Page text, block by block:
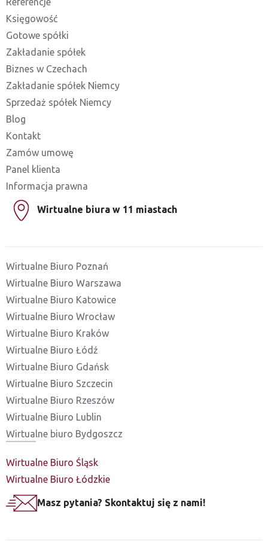
Księgowość
Gotowe spółki
Zakładanie spółek
Biznes w Czechach
Zakładanie spółek Niemcy
Sprzedaż spółek Niemcy
Blog
Kontakt
Zamów umowę
Panel klienta
Informacja prawna
Wirtualne biura w 11 miastach
Wirtualne Biuro Poznań
Wirtualne Biuro Warszawa
Wirtualne Biuro Katowice
Wirtualne Biuro Wrocław
Wirtualne Biuro Kraków
Wirtualne Biuro Łódź
Wirtualne Biuro Gdańsk
Wirtualne Biuro Szczecin
Wirtualne Biuro Rzeszów
Wirtualne Biuro Lublin
Wirtualne biuro Bydgoszcz
Wirtualne Biuro Śląsk
Wirtualne Biuro Łódzkie
Masz pytania? Skontaktuj się z nami!